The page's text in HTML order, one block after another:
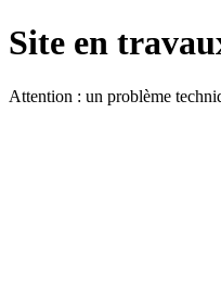
Site en
Attention : un problème